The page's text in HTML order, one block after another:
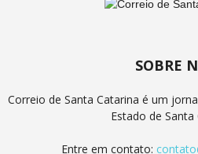
SOBRE
Correio de Santa Catarina é um
Estado de Santa
Entre em contato: